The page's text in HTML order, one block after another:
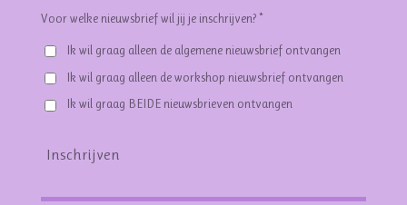
Voor welke nieuwsbrief wil jij je inschrijven? *
Ik wil graag alleen de algemene nieuwsbrief ontvangen
Ik wil graag alleen de workshop nieuwsbrief ontvangen
Ik wil graag BEIDE nieuwsbrieven ontvangen
Inschrijven